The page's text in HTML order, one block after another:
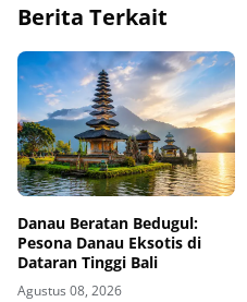
Berita Terkait
Danau Beratan Bedugul:
Pesona Danau Eksotis di
Dataran Tinggi Bali
Agustus 08, 2026